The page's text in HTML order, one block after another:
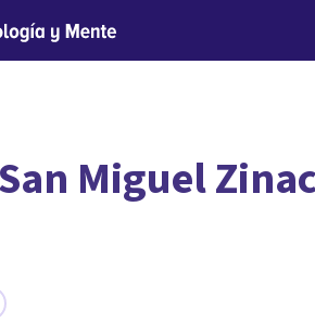
adecuado?
que más se ajustan a tus necesidades.
Miguel